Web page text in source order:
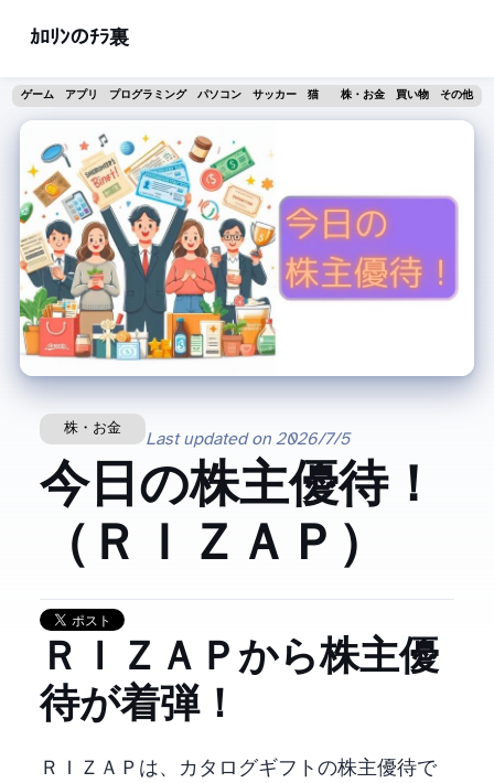
ｶﾛﾘﾝのﾁﾗ裏
ゲーム アプリ プログラミング パソコン サッカー 猫 株・お金 買い物 その他
株・お金
Last updated on 2026/7/5
今日の株主優待！
（ＲＩＺＡＰ）
2928 ＲＩＺＡＰから株主優
待が着弾！
ＲＩＺＡＰは、カタログギフトの株主優待で